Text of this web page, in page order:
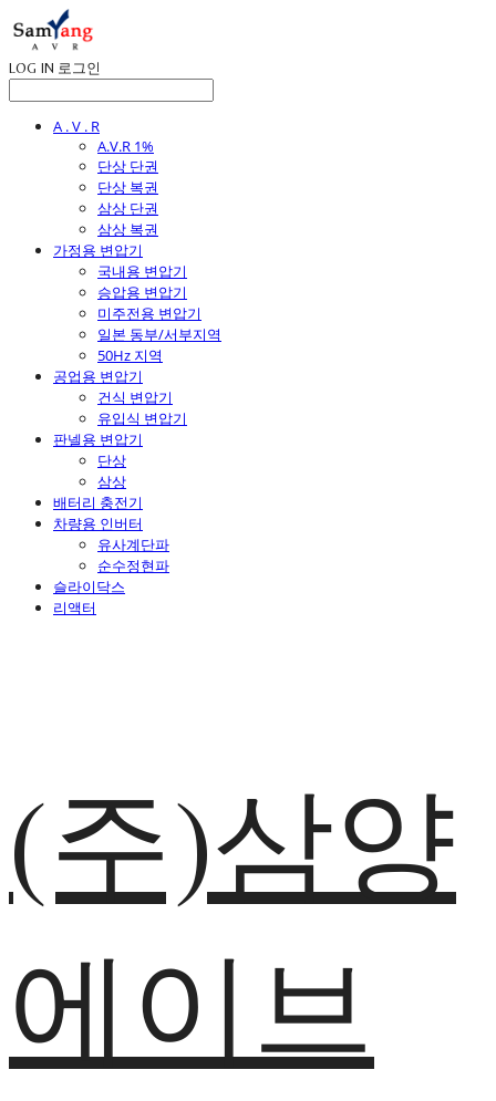
LOG IN 로그인
A . V . R
A.V.R 1%
단상 단권
단상 복권
삼상 단권
삼상 복권
가정용 변압기
국내용 변압기
승압용 변압기
미주전용 변압기
일본 동부/서부지역
50Hz 지역
공업용 변압기
건식 변압기
유입식 변압기
판넬용 변압기
단상
삼상
배터리 충전기
차량용 인버터
유사계단파
순수정현파
슬라이닥스
리액터
(주)삼양
에이브